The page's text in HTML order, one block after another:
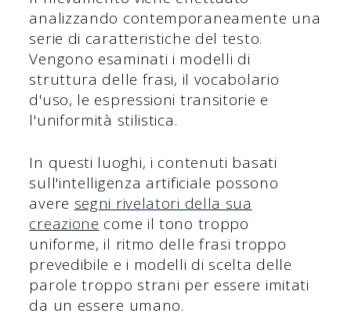
analizzando contemporaneamente una
serie di caratteristiche del testo.
Vengono esaminati i modelli di
struttura delle frasi, il vocabolario
d'uso, le espressioni transitorie e
l'uniformità stilistica.
In questi luoghi, i contenuti basati
sull'intelligenza artificiale possono
avere segni rivelatori della sua
creazione come il tono troppo
uniforme, il ritmo delle frasi troppo
prevedibile e i modelli di scelta delle
parole troppo strani per essere imitati
da un essere umano.